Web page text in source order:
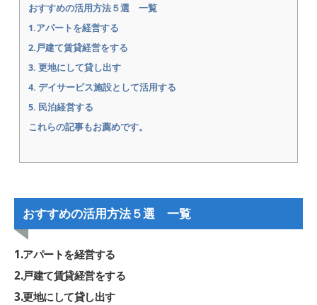
おすすめの活用方法５選 一覧
1.アパートを経営する
2.戸建て賃貸経営をする
3. 更地にして貸し出す
4. デイサービス施設として活用する
5. 民泊経営する
これらの記事もお薦めです。
おすすめの活用方法５選 一覧
1.アパートを経営する
2.戸建て賃貸経営をする
3.更地にして貸し出す